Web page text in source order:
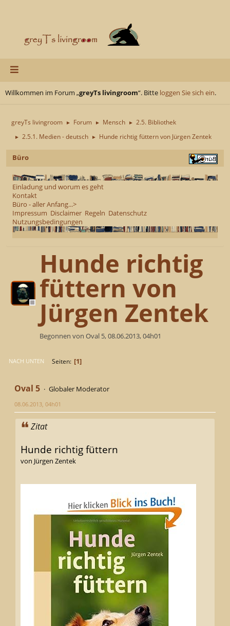
Willkommen im Forum „greyTs livingroom“. Bitte loggen Sie sich ein.
greyTs livingroom ► Forum ► Mensch ► 2.5. Bibliothek
► 2.5.1. Medien - deutsch ► Hunde richtig füttern von Jürgen Zentek
Büro
Einladung und worum es geht
Kontakt
Büro - aller Anfang...>
Impressum Disclaimer Regeln Datenschutz
Nutzungsbedingungen
Hunde richtig
füttern von
Jürgen Zentek
Begonnen von Oval 5, 08.06.2013, 04h01
NACH UNTEN Seiten 1
Oval 5 Globaler Moderator
08.06.2013, 04h01
Zitat
Hunde richtig füttern
von Jürgen Zentek